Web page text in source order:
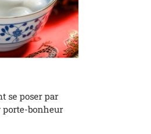
se poser par
porte-bonheur